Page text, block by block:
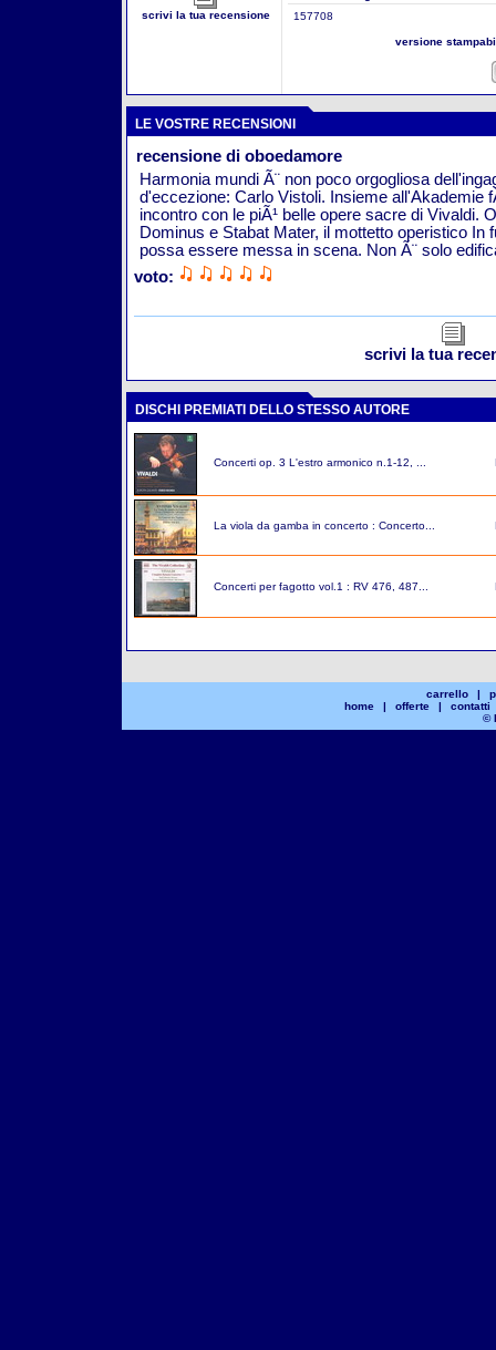
scrivi la tua recensione
157708
versione
LE VOSTRE RECENSIONI
recensione di oboedamore
Harmonia mundi Ã¨ non poco orgogliosa
d'eccezione: Carlo Vistoli. Insieme all'Akademie
incontro con le piÃ¹ belle opere sacre di Vivaldi.
Dominus e Stabat Mater, il mottetto operistico
possa essere messa in scena. Non Ã¨ solo
voto:
scrivi la tua
DISCHI PREMIATI DELLO STESSO AUTORE
Concerti op. 3 L'estro armonico n.1-12, ...
La viola da gamba in concerto : Concerto...
Concerti per fagotto vol.1 : RV 476, 487...
carrello |
home
| offerte |
contatti
©